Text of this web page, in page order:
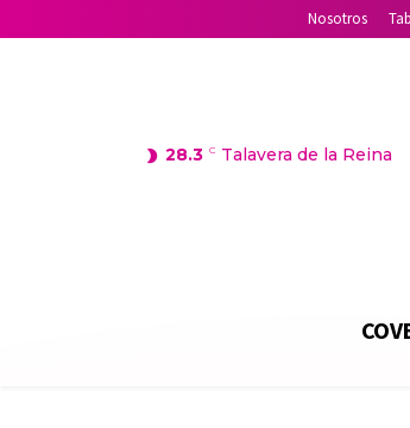
Nosotros
28.3 C Talavera de la Reina